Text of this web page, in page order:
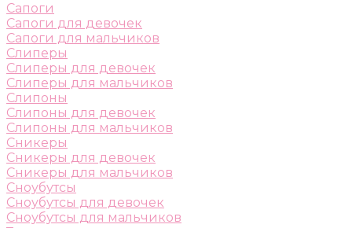
Сапоги
Сапоги для девочек
Сапоги для мальчиков
Слиперы
Слиперы для девочек
Слиперы для мальчиков
Слипоны
Слипоны для девочек
Слипоны для мальчиков
Сникеры
Сникеры для девочек
Сникеры для мальчиков
Сноубутсы
Сноубутсы для девочек
Сноубутсы для мальчиков